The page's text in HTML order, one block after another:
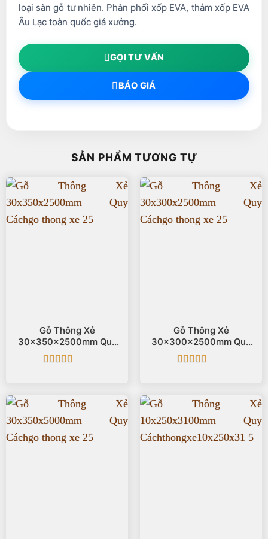
loại sàn gỗ tư nhiên. Phân phối xốp EVA, thảm xốp EVA
Âu Lạc toàn quốc giá xưởng.
GỌI TƯ VẤN
BÁO GIÁ
SẢN PHẨM TƯƠNG TỰ
Gỗ Thông Xẻ
30x350x2500mm Quy
Cách
Gỗ Thông Xẻ
30x300x2500mm Quy
Cách